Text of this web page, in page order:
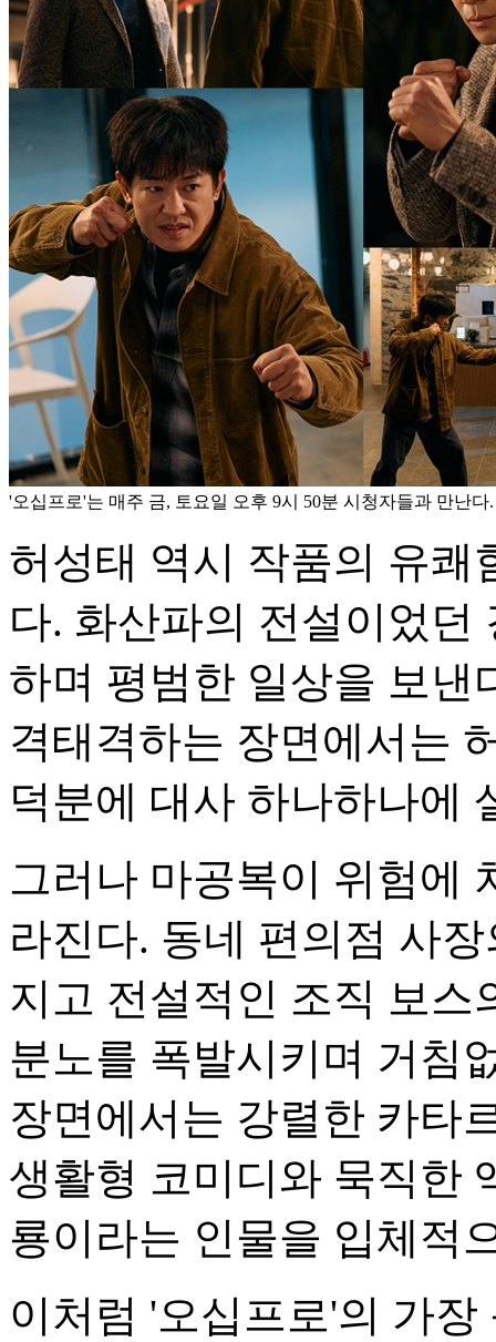
'오십프로'는 매주 금, 토요일 오후 9시 50분 시청자들과 만난다
허성태 역시 작품의 유쾌
다. 화산파의 전설이었던
하며 평범한 일상을 보낸
격태격하는 장면에서는
덕분에 대사 하나하나에
그러나 마공복이 위험에
라진다. 동네 편의점 사
지고 전설적인 조직 보스
분노를 폭발시키며 거침
장면에서는 강렬한 카타
생활형 코미디와 묵직한
룡이라는 인물을 입체적
이처럼 '오십프로'의 가